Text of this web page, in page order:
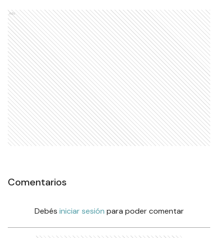
Ads
Comentarios
Debés iniciar sesión para poder comentar